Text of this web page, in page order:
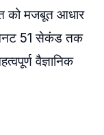
को मजबूत आधार
51 सेकंड तक
वैज्ञानिक